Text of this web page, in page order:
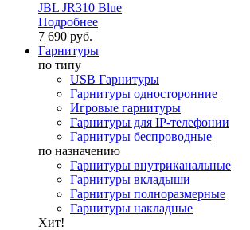
JBL JR310 Blue
Подробнее
7 690 руб.
Гарнитуры
по типу
USB Гарнитуры
Гарнитуры односторонние
Игровые гарнитуры
Гарнитуры для IP-телефонии
Гарнитуры беспроводные
по назначению
Гарнитуры внутриканальные
Гарнитуры вкладыши
Гарнитуры полноразмерные
Гарнитуры накладные
Хит!